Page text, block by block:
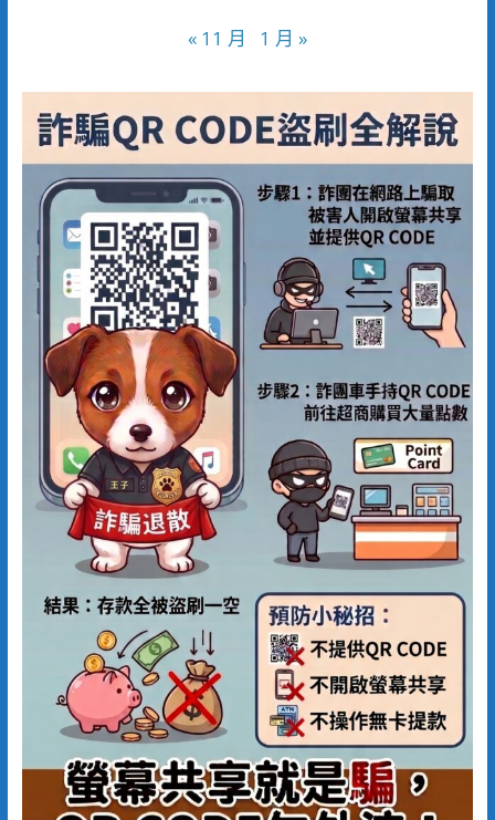
« 11 月 1 月 »